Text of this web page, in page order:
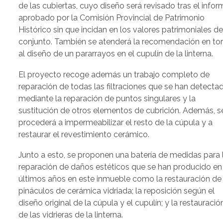
de las cubiertas, cuyo diseño será revisado tras el
aprobado por la Comisión Provincial de Patrimonio
Histórico sin que incidan en los valores patrimoniales
conjunto. También se atenderá la recomendación en
al diseño de un pararrayos en el cupulín de la linterna.
El proyecto recoge además un trabajo completo de
reparación de todas las filtraciones que se han
mediante la reparación de puntos singulares y la
sustitución de otros elementos de cubrición. Además,
procederá a impermeabilizar el resto de la cúpula y a
restaurar el revestimiento cerámico.
Junto a esto, se proponen una batería de medidas para
reparación de daños estéticos que se han producido
últimos años en este inmueble como la restauración
pináculos de cerámica vidriada; la reposición según el
diseño original de la cúpula y el cupulín; y la
de las vidrieras de la linterna.